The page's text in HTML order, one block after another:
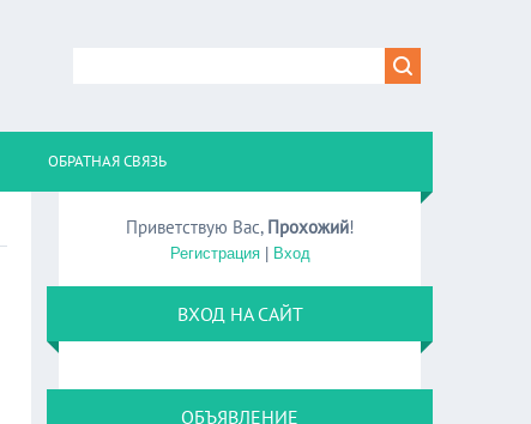
ОБРАТНАЯ СВЯЗЬ
Приветствую Вас, Прохожий!
Регистрация| Вход
ВХОД НА САЙТ
ОБЪЯВЛЕНИЕ